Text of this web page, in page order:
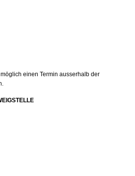
einen Termin ausserhalb der